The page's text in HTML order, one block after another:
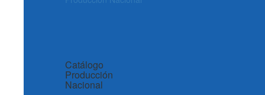
Catálogo
Producción
Nacional